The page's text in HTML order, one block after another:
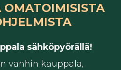
sähköpyörällä!
vanhin kauppala,